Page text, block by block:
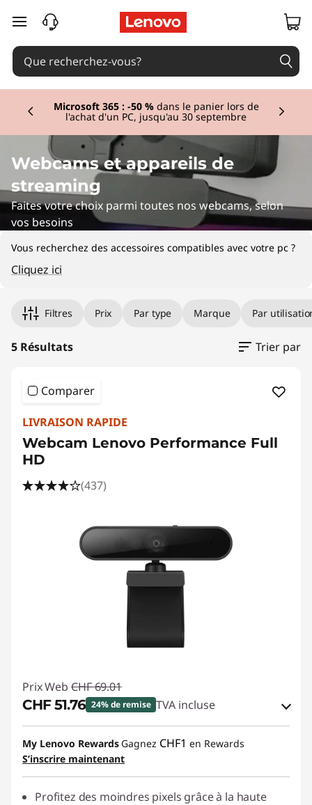
W
e
b
a
m
s
&
V
e
passer au contenu principal
Microsoft 365 : -50 %dans le panier lors de
l'achat d'un PC, jusqu'au 30 septembre
Webcams et appareils de
streaming
Faites votre choix parmi toutes nos webcams, selon
vos besoins
Vous recherchez des accessoires compatibles avec votre pc ?
Cliquez ici
Filtres Prix Par type Marque Par
5 Résultats Trier par
Comparer
LIVRAISON RAPIDE
Webcam Lenovo Performance Full
HD
(437)
Prix Web CHF 69.01
CHF 51.76 24% de remise TVA incluse
Bons de réduction en ligne :-CHF 17.25
Code de réduction :
My Lenovo Rewards Gagnez CHF1 en Rewards
S’inscrire maintenant
Profitez des moindres pixels grâce à la haute